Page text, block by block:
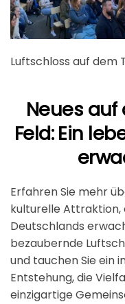
Luftschloss auf dem
Neues
Feld: Ein
Erfahren Sie mehr
kulturelle Attraktion,
Deutschlands
bezaubernde
und tauchen Sie ein
Entstehung, die
einzigartige